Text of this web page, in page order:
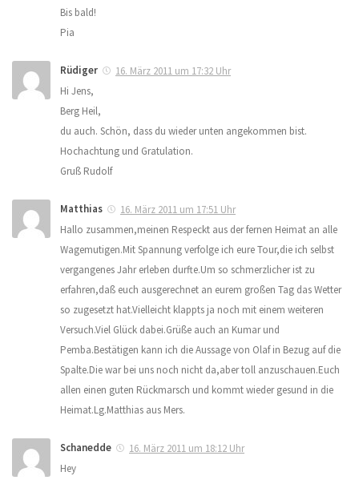
Bis bald!
Pia
Rüdiger
16. März 2011 um 17:32 Uhr
Hi Jens,
Berg Heil,
du auch. Schön, dass du wieder unten angekommen bist.
Hochachtung und Gratulation.
Gruß Rudolf
Matthias
16. März 2011 um 17:51 Uhr
Hallo zusammen,meinen Respeckt aus der fernen Heimat an alle
Wagemutigen.Mit Spannung verfolge ich eure Tour,die ich selbst
vergangenes Jahr erleben durfte.Um so schmerzlicher ist zu
erfahren,daß euch ausgerechnet an eurem großen Tag das Wetter
so zugesetzt hat.Vielleicht klappts ja noch mit einem weiteren
Versuch.Viel Glück dabei.Grüße auch an Kumar und
Pemba.Bestätigen kann ich die Aussage von Olaf in Bezug auf die
Spalte.Die war bei uns noch nicht da,aber toll anzuschauen.Euch
allen einen guten Rückmarsch und kommt wieder gesund in die
Heimat.Lg.Matthias aus Mers.
Schanedde
16. März 2011 um 18:12 Uhr
Hey